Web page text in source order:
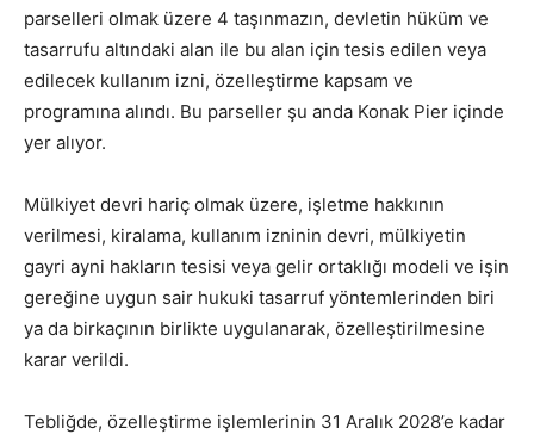
parselleri olmak üzere 4 taşınmazın, devletin hüküm ve
tasarrufu altındaki alan ile bu alan için tesis edilen veya
edilecek kullanım izni, özelleştirme kapsam ve
programına alındı. Bu parseller şu anda Konak Pier içinde
yer alıyor.
Mülkiyet devri hariç olmak üzere, işletme hakkının
verilmesi, kiralama, kullanım izninin devri, mülkiyetin
gayri ayni hakların tesisi veya gelir ortaklığı modeli ve işin
gereğine uygun sair hukuki tasarruf yöntemlerinden biri
ya da birkaçının birlikte uygulanarak, özelleştirilmesine
karar verildi.
Tebliğde, özelleştirme işlemlerinin 31 Aralık 2028’e kadar